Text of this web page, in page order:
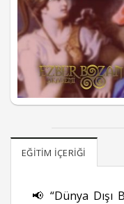
EĞITIM İÇERIĞI
📢 “Dünya Dışı